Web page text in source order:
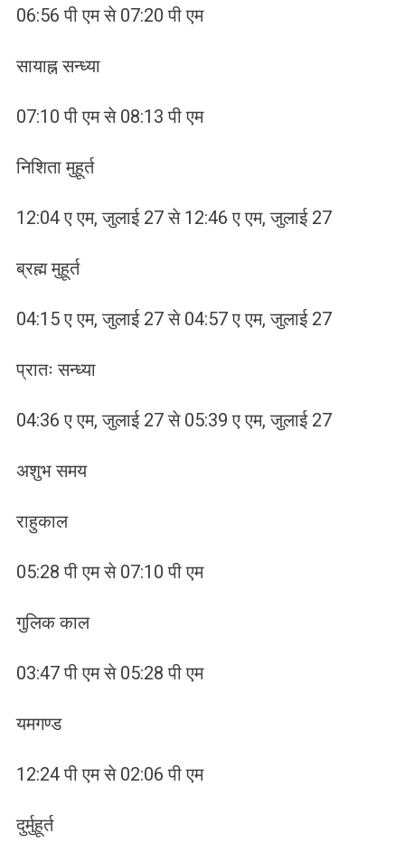
06:56 पी एम से 07:20 पी एम
सायाह्न सन्ध्या
07:10 पी एम से 08:13 पी एम
निशिता मुहूर्त
12:04 ए एम, जुलाई 27 से 12:46 ए एम, जुलाई 27
ब्रह्म मुहूर्त
04:15 ए एम, जुलाई 27 से 04:57 ए एम, जुलाई 27
प्रातः सन्ध्या
04:36 ए एम, जुलाई 27 से 05:39 ए एम, जुलाई 27
अशुभ समय
राहुकाल
05:28 पी एम से 07:10 पी एम
गुलिक काल
03:47 पी एम से 05:28 पी एम
यमगण्ड
12:24 पी एम से 02:06 पी एम
दुर्मुहूर्त